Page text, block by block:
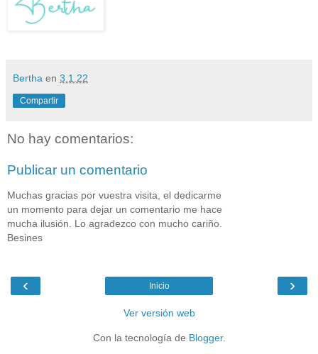
Bertha en 3.1.22
Compartir
No hay comentarios:
Publicar un comentario
Muchas gracias por vuestra visita, el dedicarme
un momento para dejar un comentario me hace
mucha ilusión. Lo agradezco con mucho cariño.
Besines
‹ ›
Inicio
Ver versión web
Con la tecnología de Blogger.